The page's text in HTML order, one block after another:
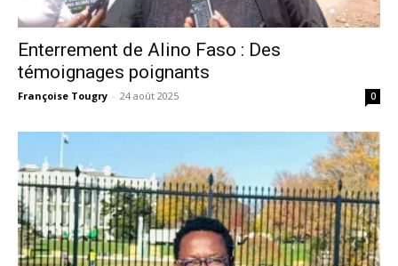
Enterrement de Alino Faso : Des
témoignages poignants
Françoise Tougry - 24 août 2025 0